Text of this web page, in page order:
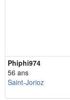
Phiphi974
56 ans
Saint-Jorioz